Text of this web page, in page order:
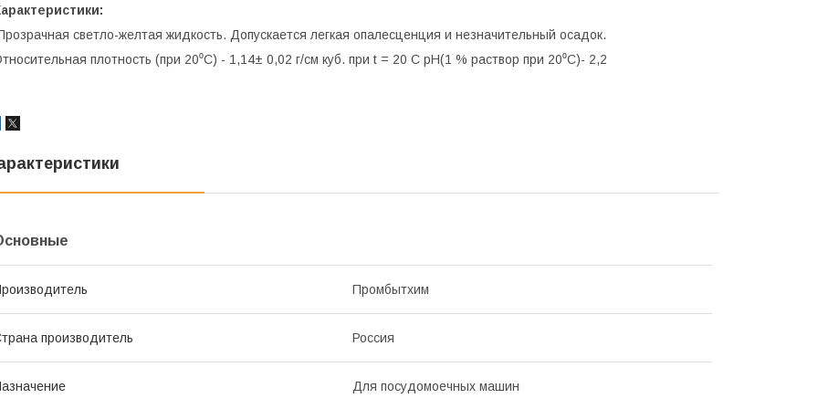
светло-желтая жидкость. Допускается легкая опалесценция и незначительный осадок.
плотность (при 20⁰С) - 1,14± 0,02 г/см куб. при t = 20 С рН(1 % раствор при 20⁰С)- 2,2
Промбытхим
производитель Россия
Для посудомоечных машин